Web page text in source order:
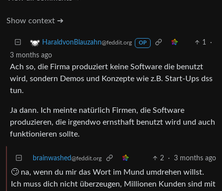
Show context ➔
HaraldvonBlauzahn@feddit.org OP 1
·
3 months ago
Ach so, die Firma produziert keine Software die benutzt
wird, sondern Demos und Konzepte wie z.B. Start-Ups dss
tun.
Ja dann. Ich meinte natürlich Firmen, die Software
produzieren, die irgendwo ernsthaft benutzt wird und auch
funktionieren sollte.
brainwashed@feddit.org 2 · 3 months ago
🙄 na, wenn du mir das Wort im Mund umdrehen willst.
Ich muss dich nicht überzeugen, Millionen Kunden sind mit